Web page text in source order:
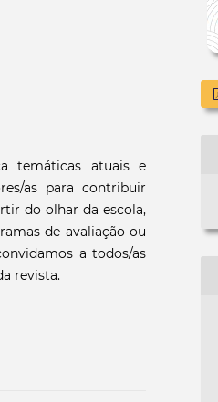
temáticas atuais e
as para contribuir
do olhar da escola,
de avaliação ou
a todos/as
revista.